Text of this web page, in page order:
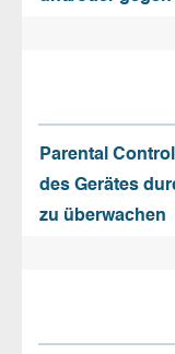
Parental
des Gerätes
zu überwachen